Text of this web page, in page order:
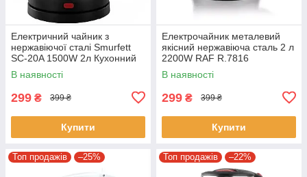
Електричний чайник з
нержавіючої сталі Smurfett
SC-20A 1500W 2л Кухонний
електричний чайник
В наявності
299 ₴ 399 ₴
Купити
Електрочайник металевий
якісний нержавіюча сталь 2 л
2200W RAF R.7816
В наявності
299 ₴ 399 ₴
Купити
Топ продажів –25% Топ продажів –22%